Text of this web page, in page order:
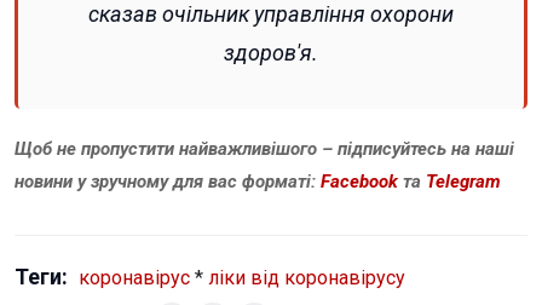
сказав очільник управління охорони
здоров'я.
Щоб не пропустити найважливішого – підписуйтесь на наші
новини у зручному для вас форматі: Facebook та Telegram
Теги: коронавірус * ліки від коронавірусу